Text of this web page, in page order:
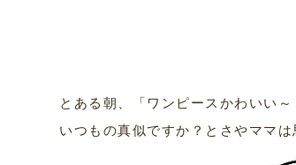
とある朝、「ワンピースかわいい
いつもの真似ですか？とさやママ